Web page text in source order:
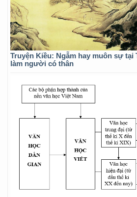
Truyện Kiều: Ngẫm hay muôn sự tại
làm người có thân